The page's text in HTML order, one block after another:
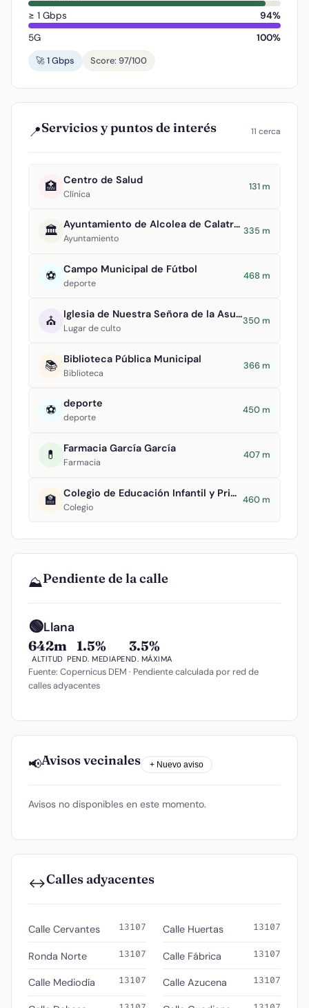
≥ 1 Gbps
94%
5G
100%
🚀 1 Gbps
Score: 97/100
📍Servicios y puntos de interés 11 cerca
🏥 Centro de Salud
Clínica
131 m
🏛️ Ayuntamiento de Alcolea de Calatrava
Ayuntamiento
335 m
⚽ Campo Municipal de Fútbol
deporte
468 m
⛪ Iglesia de Nuestra Señora de la Asunción
Lugar de culto
350 m
📚 Biblioteca Pública Municipal
Biblioteca
366 m
⚽ deporte
deporte
450 m
💊 Farmacia García García
Farmacia
407 m
🏫 Colegio de Educación Infantil y Primaria Tomasa Gallardo
Colegio
460 m
⛰️Pendiente de la calle
🟢Llana
642m
ALTITUD
1.5%
PEND. MEDIA
3.5%
PEND. MÁXIMA
Fuente: Copernicus DEM · Pendiente calculada por red de
calles adyacentes
📢Avisos vecinales + Nuevo aviso
Avisos no disponibles en este momento.
↔️Calles adyacentes
Calle Cervantes 13107
Ronda Norte 13107
Calle Mediodía 13107
Calle Huertas 13107
Calle Fábrica 13107
Calle Azucena 13107